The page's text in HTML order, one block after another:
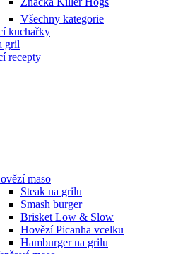
Všechny kategorie
kuchařky
gril
recepty
maso
Steak na grilu
Smash burger
Brisket Low & Slow
Hovězí Picanha vcelku
Hamburger na grilu